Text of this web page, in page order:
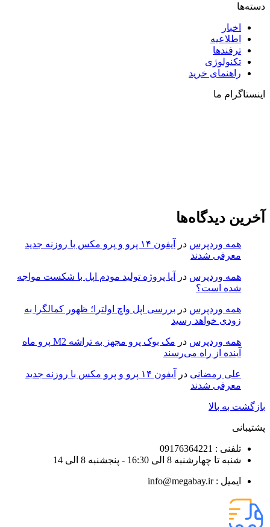
دسته‌ها
اخبار
اطلاعیه
ترفندها
تکنولوژی
راهنمای خرید
اینستاگرام ما
آخرین دیدگاه‌ها
همه وردپرس در
آیفون ۱۴ پرو و پرو مکس با روزنه جدید
معرفی شدند
همه وردپرس در
آیا پروژه تولید مودم اپل با شکست مواجه
شده است؟
همه وردپرس در بررسی اپل واچ اولترا؛ ظهور کمالگرا به
زودی خواهد رسید
همه وردپرس در
مک بوک پرو مجهز به تراشه M2 پرو ماه
آینده از راه می‌رسند
علی رمضانی در
آیفون ۱۴ پرو و پرو مکس با روزنه جدید
معرفی شدند
بازگشت به بالا
پشتیبانی
تلفنی : 09176364221
شنبه تا چهارشنبه 8 الی 16:30 - پنجشنبه 8 الی 14
ایمیل : info@megabay.ir